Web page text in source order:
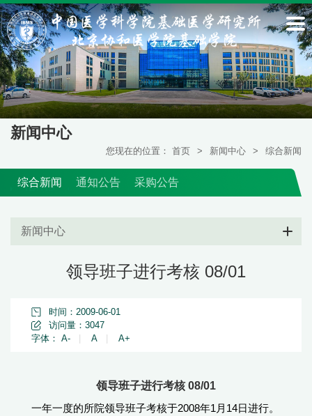
新闻中心
您现在的位置： 首页 > 新闻中心 > 综合新闻
综合新闻 通知公告 采购公告
新闻中心
领导班子进行考核 08/01
时间：2009-06-01
访问量： 3047
字体： A- A A+
领导班子进行考核 08/01
一年一度的所院领导班子考核于2008年1月14日进行。